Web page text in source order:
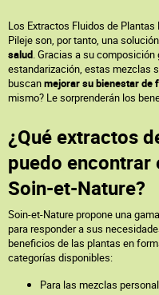
Los Extractos Fluidos de
Pileje son, por tanto, una
salud. Gracias a su
estandarización, estas mezclas
buscanmejorar su bienestar de
mismo? Le sorprenderán los
¿Qué extractos
puedo encontrar
Soin-et-Nature?
Soin-et-Nature propone una
para responder a sus
beneficios de las plantas en
categorías disponibles:
Para las mezclas